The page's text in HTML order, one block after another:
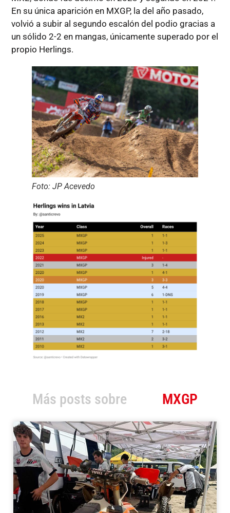
En su única aparición en MXGP, la del año pasado,
volvió a subir al segundo escalón del podio gracias a
un sólido 2-2 en mangas, únicamente superado por el
propio Herlings.
Foto: JP Acevedo
Más posts sobre MXGP